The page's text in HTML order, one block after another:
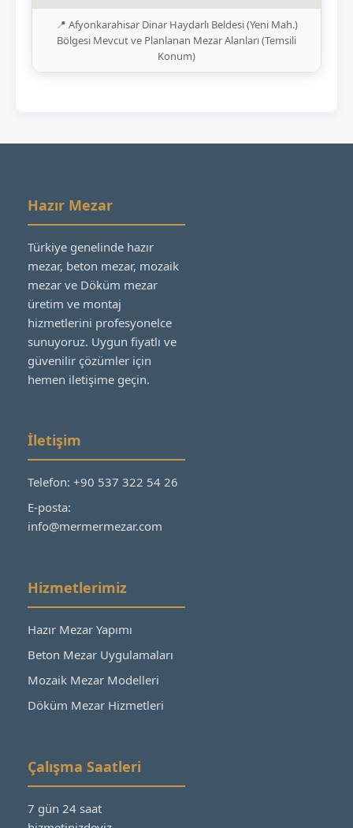
📍 Afyonkarahisar Dinar Haydarlı Beldesi (Yeni Mah.)
Bölgesi Mevcut ve Planlanan Mezar Alanları (Temsili
Konum)
Hazır Mezar
Türkiye genelinde hazır
mezar, beton mezar, mozaik
mezar ve Döküm mezar
üretim ve montaj
hizmetlerini profesyonelce
sunuyoruz. Uygun fiyatlı ve
güvenilir çözümler için
hemen iletişime geçin.
İletişim
Telefon: +90 537 322 54 26
E-posta:
info@mermermezar.com
Hizmetlerimiz
Hazır Mezar Yapımı
Beton Mezar Uygulamaları
Mozaik Mezar Modelleri
Döküm Mezar Hizmetleri
Çalışma Saatleri
7 gün 24 saat